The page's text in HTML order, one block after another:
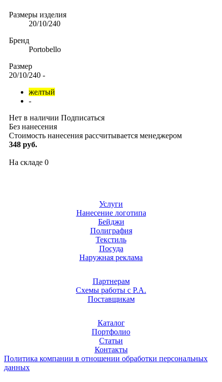
Размеры изделия
20/10/240
Бренд
Portobello
Размер
20/10/240 -
желтый
-
Нет в наличии Подписаться
Без нанесения
Стоимость нанесения рассчитывается менеджером
348 руб.
На складе 0
Услуги
Нанесение логотипа
Бейджи
Полиграфия
Текстиль
Посуда
Наружная реклама
Партнерам
Схемы работы с Р.А.
Поставщикам
Каталог
Портфолио
Статьи
Контакты
Политика компании в отношении обработки персональных
данных